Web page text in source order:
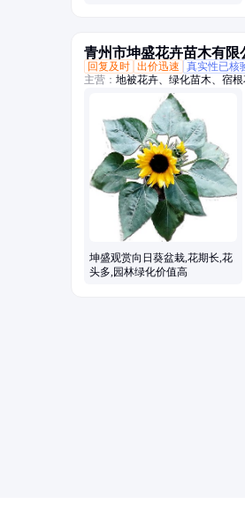
青州市坤盛花卉苗木有限
回复及时 出价迅速 真实性已核
主营： 地被花卉、绿化苗木、宿
坤盛观赏向日葵盆栽,花期长,花
头多,园林绿化价值高